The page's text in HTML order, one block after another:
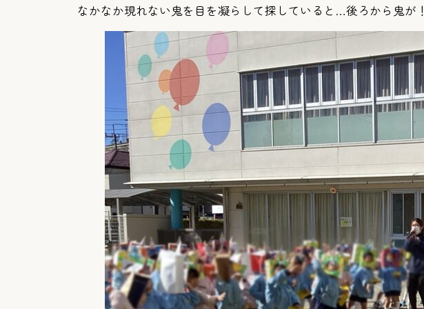
なかなか現れない鬼を目を凝らして探していると…後ろから鬼が！